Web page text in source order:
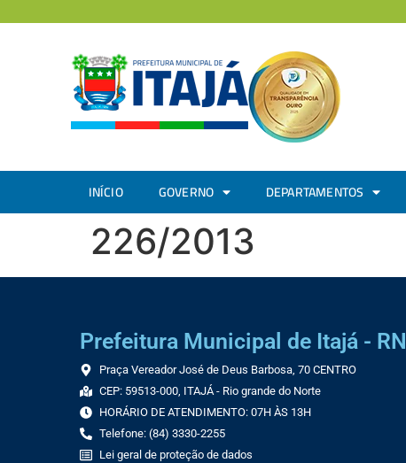
INÍCIO GOVERNO DEPARTAMENTOS
226/2013
Prefeitura Municipal de Itajá - RN
Praça Vereador José de Deus Barbosa, 70 CENTRO
CEP: 59513-000, ITAJÁ - Rio grande do Norte
HORÁRIO DE ATENDIMENTO: 07H ÀS 13H
Telefone: (84) 3330-2255
Lei geral de proteção de dados